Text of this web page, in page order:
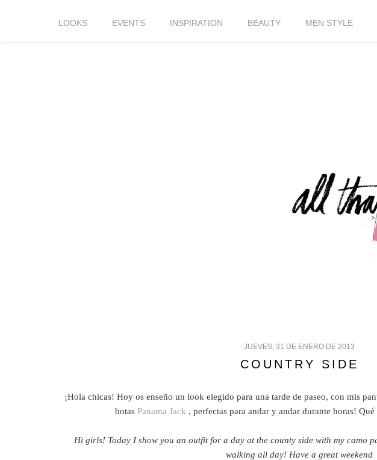
LOOKS EVENTS INSPIRATION BEAUTY MEN STYLE
JUEVES, 31 DE ENERO DE 2013
COUNTRY SIDE
¡Hola chicas! Hoy os enseño un look elegido para una tarde de paseo, con mis
botas Panama Jack , perfectas para andar y andar durante horas!
Hi girls! Today I show you an outfit for a day at the county side with my camo
walking all day! Have a great weekend